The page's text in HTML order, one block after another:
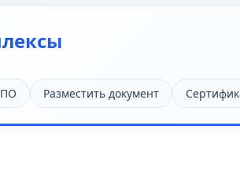
Разместить документ